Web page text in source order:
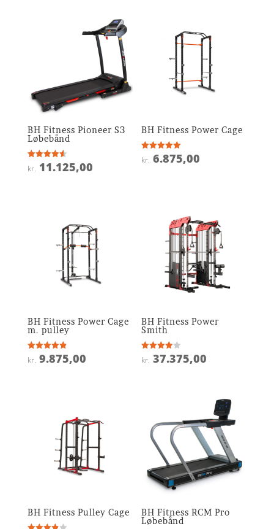
BH Fitness Pioneer S3
Løbebånd
Vurderet
4.6
kr. 11.125,00
BH Fitness Power Cage
Vurderet
5
kr. 6.875,00
BH Fitness Power Cage
m. pulley
Vurderet
4.9
kr. 9.875,00
BH Fitness Power
Smith
Vurderet
3.9
kr. 37.375,00
BH Fitness Pulley Cage
BH Fitness RCM Pro
Løbebånd